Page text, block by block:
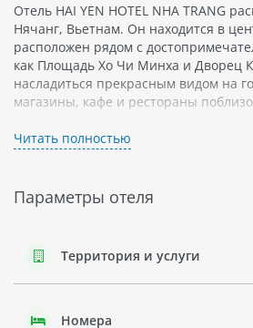
Отель HAI YEN HOTEL NHA TRANG
Нячанг, Вьетнам. Он находится в
расположен рядом с
как Площадь Хо Чи Минха и Дворец
насладиться прекрасным видом на
магазины, кафе и рестораны
Отель предлагает различные номера
стандартных до люксовых. В каждом
номерах есть отдельный балкон или
К услугам гостей отеля HAI YEN
Читать полностью
Параметры отеля
Территория и услуги
Номера